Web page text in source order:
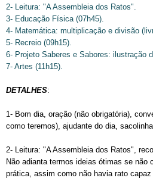
2- Leitura: "A Assembleia dos Ratos".
3- Educação Física (07h45).
4- Matemática: multiplicação e divisão
5- Recreio (09h15).
6- Projeto Saberes e Sabores: ilustração
7- Artes (11h15).
DETALHES:
1- Bom dia, oração (não obrigatória),
como teremos), ajudante do dia,
2- Leitura: "A Assembleia dos Ratos",
Não adianta termos ideias ótimas se não
prática, assim como não havia rato